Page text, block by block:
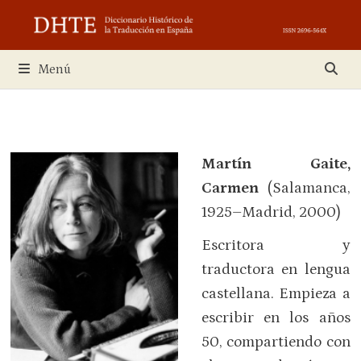
contenido
Menú
Martín Gaite,
Carmen(Salamanca,
1925–Madrid, 2000)
Escritora y
traductora en lengua
castellana. Empieza a
escribir en los años
50, compartiendo con